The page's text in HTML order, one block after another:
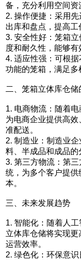
备，充分利用空间资
2. 操作便捷：采用
出库和盘点，提高工
3. 安全性好：笼箱
度和耐久性，能够有
4. 适应性强：可根
功能的笼箱，满足多
二、笼箱立体库仓储
1. 电商物流：随着
为电商企业提供高
准配送。
2. 制造业：制造业
料、半成品和成品的
3. 第三方物流：第
统，为多个客户提
本。
三、未来发展趋势
1. 智能化：随着人
立体库仓储将实现
运营效率。
2. 绿色化：环保意